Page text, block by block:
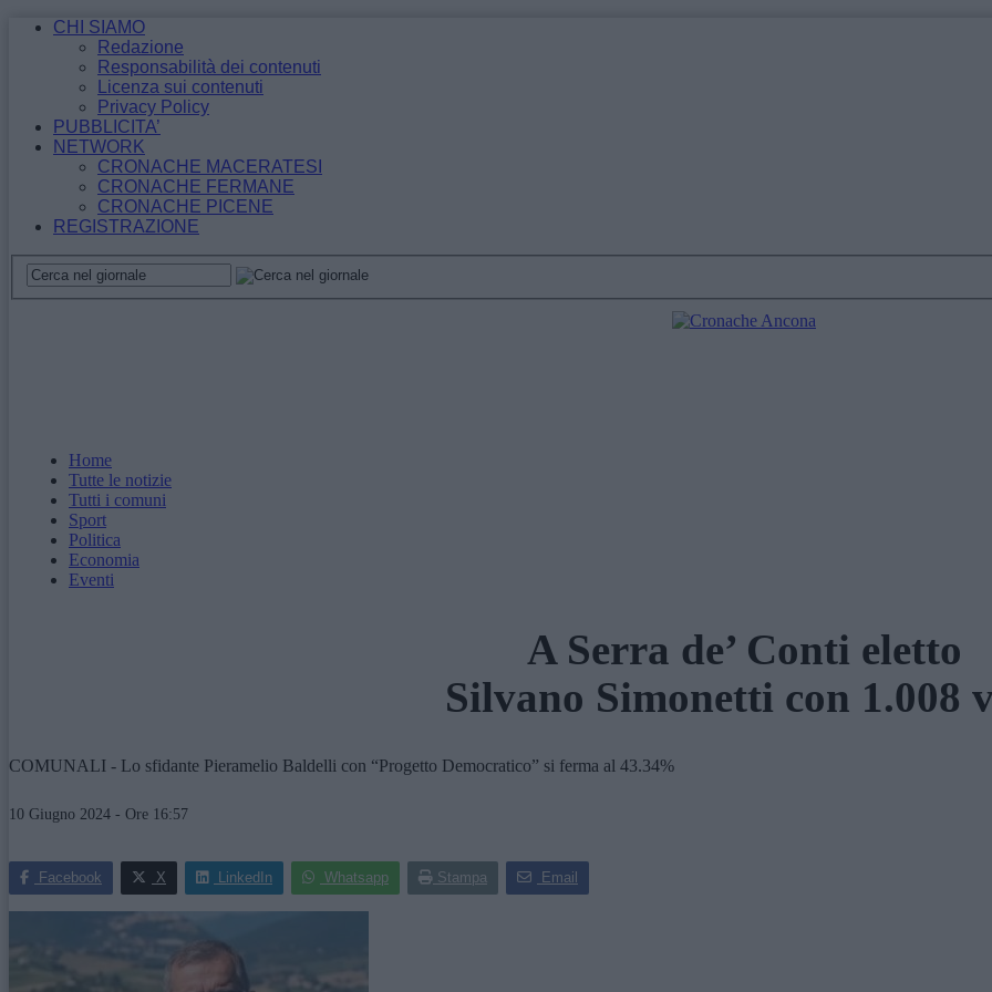
CHI SIAMO
Redazione
Responsabilità dei contenuti
Licenza sui contenuti
Privacy Policy
PUBBLICITA’
NETWORK
CRONACHE MACERATESI
CRONACHE FERMANE
CRONACHE PICENE
REGISTRAZIONE
Home
Tutte le notizie
Tutti i comuni
Sport
Politica
Economia
Eventi
A Serra de’ Conti eletto
Silvano Simonetti con 1.008
COMUNALI - Lo sfidante Pieramelio Baldelli con “Progetto Democratico” si ferma al 43.34%
10 Giugno 2024 - Ore 16:57
Facebook X LinkedIn Whatsapp Stampa Email